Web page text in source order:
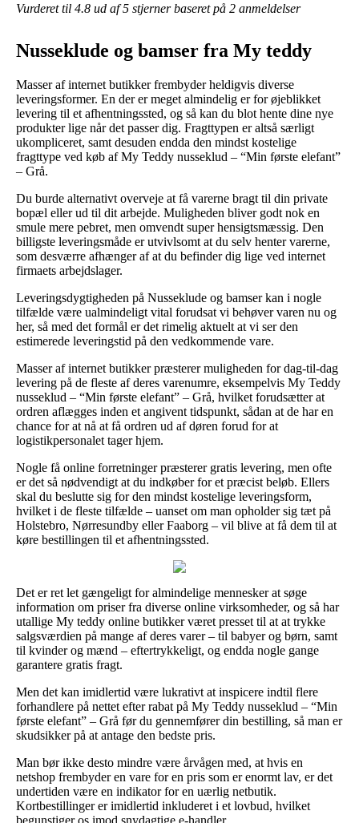
Vurderet til 4.8 ud af 5 stjerner baseret på 2 anmeldelser
Nusseklude og bamser fra My teddy
Masser af internet butikker frembyder heldigvis diverse
leveringsformer. En der er meget almindelig er for øjeblikket
levering til et afhentningssted, og så kan du blot hente dine nye
produkter lige når det passer dig. Fragttypen er altså særligt
ukompliceret, samt desuden endda den mindst kostelige
fragttype ved køb af My Teddy nusseklud – “Min første elefant”
– Grå.
Du burde alternativt overveje at få varerne bragt til din private
bopæl eller ud til dit arbejde. Muligheden bliver godt nok en
smule mere pebret, men omvendt super hensigtsmæssig. Den
billigste leveringsmåde er utvivlsomt at du selv henter varerne,
som desværre afhænger af at du befinder dig lige ved internet
firmaets arbejdslager.
Leveringsdygtigheden på Nusseklude og bamser kan i nogle
tilfælde være ualmindeligt vital forudsat vi behøver varen nu og
her, så med det formål er det rimelig aktuelt at vi ser den
estimerede leveringstid på den vedkommende vare.
Masser af internet butikker præsterer muligheden for dag-til-dag
levering på de fleste af deres varenumre, eksempelvis My Teddy
nusseklud – “Min første elefant” – Grå, hvilket forudsætter at
ordren aflægges inden et angivent tidspunkt, sådan at de har en
chance for at nå at få ordren ud af døren forud for at
logistikpersonalet tager hjem.
Nogle få online forretninger præsterer gratis levering, men ofte
er det så nødvendigt at du indkøber for et præcist beløb. Ellers
skal du beslutte sig for den mindst kostelige leveringsform,
hvilket i de fleste tilfælde – uanset om man opholder sig tæt på
Holstebro, Nørresundby eller Faaborg – vil blive at få dem til at
køre bestillingen til et afhentningssted.
Det er ret let gængeligt for almindelige mennesker at søge
information om priser fra diverse online virksomheder, og så har
utallige My teddy online butikker været presset til at at trykke
salgsværdien på mange af deres varer – til babyer og børn, samt
til kvinder og mænd – eftertrykkeligt, og endda nogle gange
garantere gratis fragt.
Men det kan imidlertid være lukrativt at inspicere indtil flere
forhandlere på nettet efter rabat på My Teddy nusseklud – “Min
første elefant” – Grå før du gennemfører din bestilling, så man er
skudsikker på at antage den bedste pris.
Man bør ikke desto mindre være årvågen med, at hvis en
netshop frembyder en vare for en pris som er enormt lav, er det
undertiden være en indikator for en uærlig netbutik.
Kortbestillinger er imidlertid inkluderet i et lovbud, hvilket
begunstiger os imod snydagtige e-handler.